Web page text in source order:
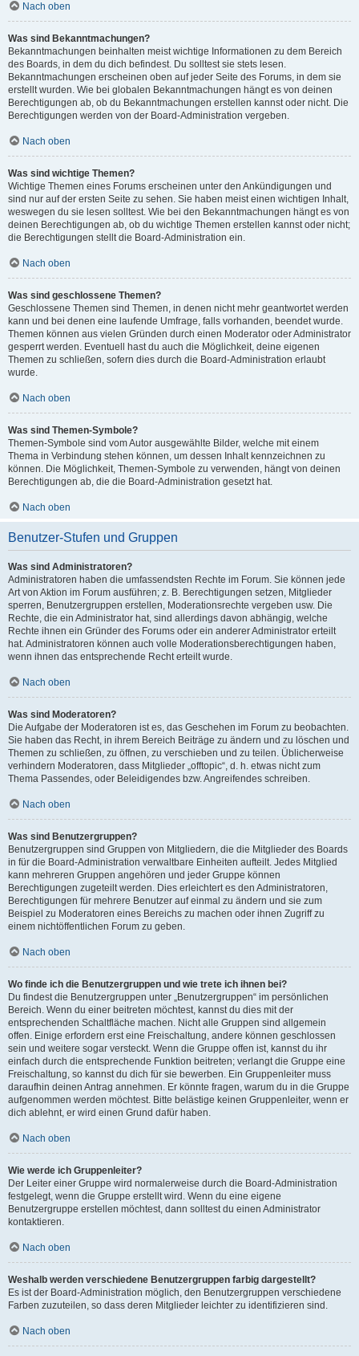
Nach oben
Was sind Bekanntmachungen?
Bekanntmachungen beinhalten meist wichtige Informationen zu dem Bereich
des Boards, in dem du dich befindest. Du solltest sie stets lesen.
Bekanntmachungen erscheinen oben auf jeder Seite des Forums, in dem sie
erstellt wurden. Wie bei globalen Bekanntmachungen hängt es von deinen
Berechtigungen ab, ob du Bekanntmachungen erstellen kannst oder nicht. Die
Berechtigungen werden von der Board-Administration vergeben.
Nach oben
Was sind wichtige Themen?
Wichtige Themen eines Forums erscheinen unter den Ankündigungen und
sind nur auf der ersten Seite zu sehen. Sie haben meist einen wichtigen Inhalt,
weswegen du sie lesen solltest. Wie bei den Bekanntmachungen hängt es von
deinen Berechtigungen ab, ob du wichtige Themen erstellen kannst oder nicht;
die Berechtigungen stellt die Board-Administration ein.
Nach oben
Was sind geschlossene Themen?
Geschlossene Themen sind Themen, in denen nicht mehr geantwortet werden
kann und bei denen eine laufende Umfrage, falls vorhanden, beendet wurde.
Themen können aus vielen Gründen durch einen Moderator oder Administrator
gesperrt werden. Eventuell hast du auch die Möglichkeit, deine eigenen
Themen zu schließen, sofern dies durch die Board-Administration erlaubt
wurde.
Nach oben
Was sind Themen-Symbole?
Themen-Symbole sind vom Autor ausgewählte Bilder, welche mit einem
Thema in Verbindung stehen können, um dessen Inhalt kennzeichnen zu
können. Die Möglichkeit, Themen-Symbole zu verwenden, hängt von deinen
Berechtigungen ab, die die Board-Administration gesetzt hat.
Nach oben
Benutzer-Stufen und Gruppen
Was sind Administratoren?
Administratoren haben die umfassendsten Rechte im Forum. Sie können jede
Art von Aktion im Forum ausführen; z. B. Berechtigungen setzen, Mitglieder
sperren, Benutzergruppen erstellen, Moderationsrechte vergeben usw. Die
Rechte, die ein Administrator hat, sind allerdings davon abhängig, welche
Rechte ihnen ein Gründer des Forums oder ein anderer Administrator erteilt
hat. Administratoren können auch volle Moderationsberechtigungen haben,
wenn ihnen das entsprechende Recht erteilt wurde.
Nach oben
Was sind Moderatoren?
Die Aufgabe der Moderatoren ist es, das Geschehen im Forum zu beobachten.
Sie haben das Recht, in ihrem Bereich Beiträge zu ändern und zu löschen und
Themen zu schließen, zu öffnen, zu verschieben und zu teilen. Üblicherweise
verhindern Moderatoren, dass Mitglieder „offtopic“, d. h. etwas nicht zum
Thema Passendes, oder Beleidigendes bzw. Angreifendes schreiben.
Nach oben
Was sind Benutzergruppen?
Benutzergruppen sind Gruppen von Mitgliedern, die die Mitglieder des Boards
in für die Board-Administration verwaltbare Einheiten aufteilt. Jedes Mitglied
kann mehreren Gruppen angehören und jeder Gruppe können
Berechtigungen zugeteilt werden. Dies erleichtert es den Administratoren,
Berechtigungen für mehrere Benutzer auf einmal zu ändern und sie zum
Beispiel zu Moderatoren eines Bereichs zu machen oder ihnen Zugriff zu
einem nichtöffentlichen Forum zu geben.
Nach oben
Wo finde ich die Benutzergruppen und wie trete ich ihnen bei?
Du findest die Benutzergruppen unter „Benutzergruppen“ im persönlichen
Bereich. Wenn du einer beitreten möchtest, kannst du dies mit der
entsprechenden Schaltfläche machen. Nicht alle Gruppen sind allgemein
offen. Einige erfordern erst eine Freischaltung, andere können geschlossen
sein und weitere sogar versteckt. Wenn die Gruppe offen ist, kannst du ihr
einfach durch die entsprechende Funktion beitreten; verlangt die Gruppe eine
Freischaltung, so kannst du dich für sie bewerben. Ein Gruppenleiter muss
daraufhin deinen Antrag annehmen. Er könnte fragen, warum du in die Gruppe
aufgenommen werden möchtest. Bitte belästige keinen Gruppenleiter, wenn er
dich ablehnt, er wird einen Grund dafür haben.
Nach oben
Wie werde ich Gruppenleiter?
Der Leiter einer Gruppe wird normalerweise durch die Board-Administration
festgelegt, wenn die Gruppe erstellt wird. Wenn du eine eigene
Benutzergruppe erstellen möchtest, dann solltest du einen Administrator
kontaktieren.
Nach oben
Weshalb werden verschiedene Benutzergruppen farbig dargestellt?
Es ist der Board-Administration möglich, den Benutzergruppen verschiedene
Farben zuzuteilen, so dass deren Mitglieder leichter zu identifizieren sind.
Nach oben